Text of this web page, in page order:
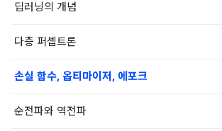
딥러닝의 개념
다층 퍼셉트론
손실 함수, 옵티마이저, 에포크
순전파와 역전파